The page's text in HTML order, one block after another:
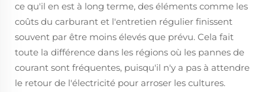
ce qu'il en est à long terme, des éléments comme les
coûts du carburant et l'entretien régulier finissent
souvent par être moins élevés que prévu. Cela fait
toute la différence dans les régions où les pannes de
courant sont fréquentes, puisqu'il n'y a pas à attendre
le retour de l'électricité pour arroser les cultures.